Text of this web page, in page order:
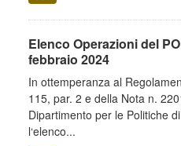
Elenco Operazioni del
febbraio 2024
In ottemperanza al
115, par. 2 e della Nota n.
Dipartimento per le Politiche
l‘elenco...